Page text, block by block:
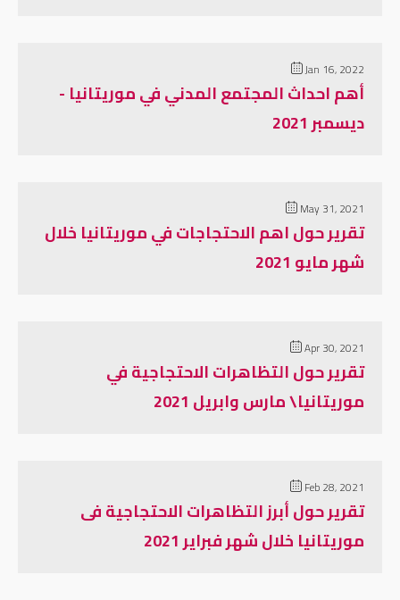
Jan 16, 2022
أهم احداث المجتمع المدني في موريتانيا -
ديسمبر 2021
May 31, 2021
تقرير حول اهم الاحتجاجات في موريتانيا خلال
شهر مايو 2021
Apr 30, 2021
تقرير حول التظاهرات الاحتجاجية في
موريتانيا\ مارس وابريل 2021
Feb 28, 2021
تقرير حول أبرز التظاهرات الاحتجاجية فى
موريتانيا خلال شهر فبراير 2021